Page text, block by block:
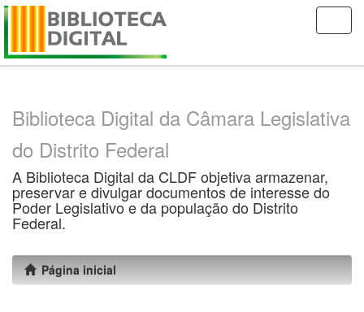
Skip
Biblioteca Digital da Câmara Legislativa
do Distrito Federal
A Biblioteca Digital da CLDF objetiva armazenar,
preservar e divulgar documentos de interesse do
Poder Legislativo e da população do Distrito
Federal.
Página inicial